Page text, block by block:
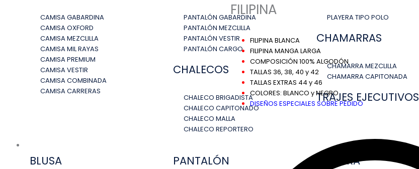
CAMISA GABARDINA
CAMISA OXFORD
CAMISA MEZCLILLA
CAMISA MIL RAYAS
CAMISA PREMIUM
CAMISA VESTIR
CAMISA COMBINADA
CAMISA CARRERAS
PANTALÓN GABARDINA
PANTALÓN MEZCLILLA
PANTALÓN VESTIR
PANTALÓN CARGO
CHALECOS
CHALECO BRIGADISTA
CHALECO CAPITONADO
CHALECO MALLA
CHALECO REPORTERO
PLAYERA TIPO POLO
CHAMARRAS
CHAMARRA MEZCLILLA
CHAMARRA CAPITONADA
TRAJES EJECUTIVOS
BLUSA PANTALÓN PLAYERA
FILIPINA
FILIPINA BLANCA
FILIPINA MANGA LARGA
COMPOSICIÓN 100% ALGODÓN
TALLAS 36, 38, 40 y 42
TALLAS EXTRAS 44 y 46
COLORES: BLANCO y NEGRO
DISEÑOS ESPECIALES SOBRE PEDIDO